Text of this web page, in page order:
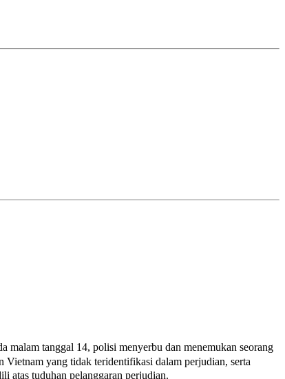
tanggal 14, polisi menyerbu dan menemukan seorang
yang tidak teridentifikasi dalam perjudian, serta
atas tuduhan pelanggaran perjudian.